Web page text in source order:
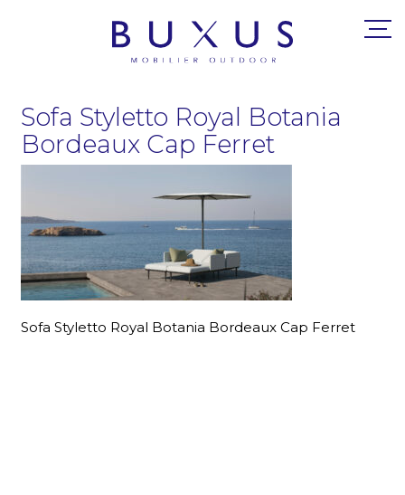
Sofa Styletto Royal Botania
Bordeaux Cap Ferret
Sofa Styletto Royal Botania Bordeaux Cap Ferret